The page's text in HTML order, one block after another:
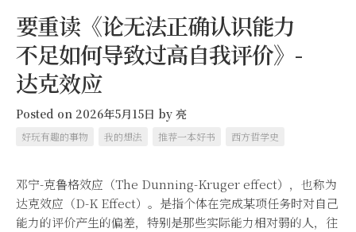
要重读《论无法正确认识能力
不足如何导致过高自我评价》-
达克效应
Posted on 2026年5月15日 by 亮
好玩有趣的事物 我的想法 推荐一本好书 西方哲学史
邓宁-克鲁格效应（The Dunning-Kruger effect），也称为
达克效应（D-K Effect）。是指个体在完成某项任务时对自己
能力的评价产生的偏差，特别是那些实际能力相对弱的人，往